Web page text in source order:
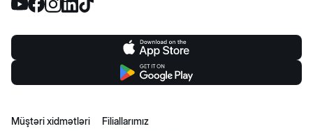
Müştəri xidmətləri
Filiallarımız